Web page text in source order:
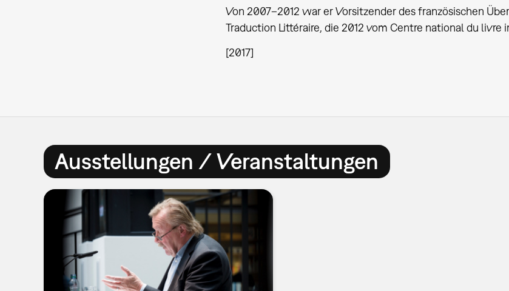
Von 2007–2012 war er Vorsitzender des französischen
Traduction Littéraire, die 2012 vom Centre national du livre
[2017]
Ausstellungen / Veranstaltungen